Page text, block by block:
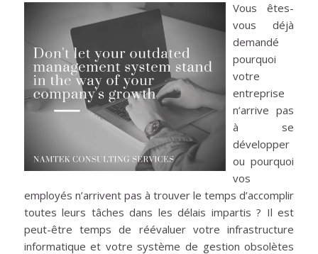
Vous êtes-
vous déjà
demandé
pourquoi
votre
entreprise
n’arrive pas
à se
développer
ou pourquoi
vos
employés n’arrivent pas à trouver le temps d’accomplir
toutes leurs tâches dans les délais impartis ? Il est
peut-être temps de réévaluer votre infrastructure
informatique et votre système de gestion obsolètes